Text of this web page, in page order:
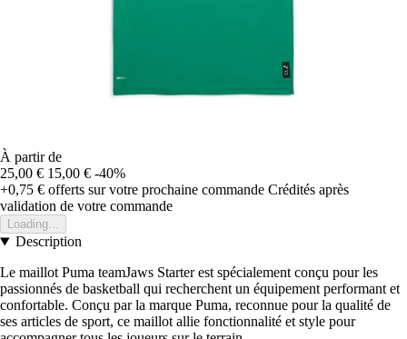
À partir de
25,00 € 15,00 € -40%
+0,75 € offerts sur votre prochaine commande Crédités après
validation de votre commande
Loading...
Description
Le maillot Puma teamJaws Starter est spécialement conçu pour les
passionnés de basketball qui recherchent un équipement performant et
confortable. Conçu par la marque Puma, reconnue pour la qualité de
ses articles de sport, ce maillot allie fonctionnalité et style pour